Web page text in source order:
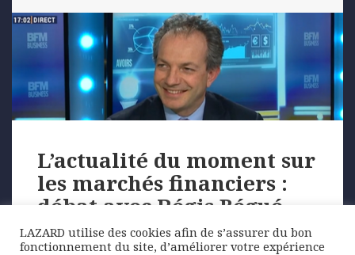
L’actualité du moment sur
les marchés financiers :
débat avec Régis Bégué
Débrief de la séance du jeudi 15 mars 2018 par Régis
LAZARD utilise des cookies afin de s’assurer du bon
fonctionnement du site, d’améliorer votre expérience